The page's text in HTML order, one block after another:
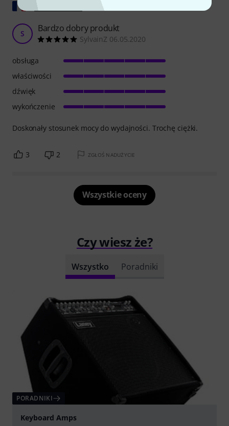
S Bardzo dobry produkt
SylvainZ 06.05.2020
Doskonały stosunek mocy do wydajności. Trochę ciężki.
obsługa
właściwości
dźwięk
wykończenie
3 2 ZGŁOŚ NADUŻYCIE
Wszystkie oceny
Czy wiesz że?
Wszystko Poradniki
PORADNIKI
Keyboard Amps